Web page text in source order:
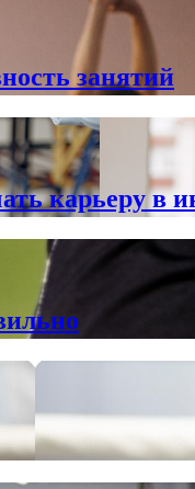
занятий
карьеру в